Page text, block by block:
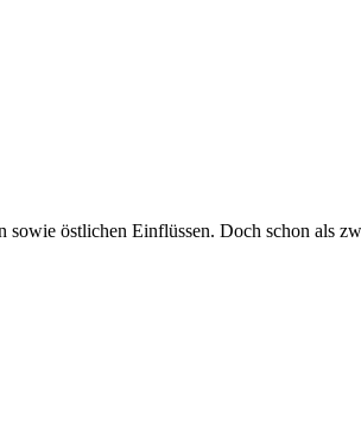
östlichen Einflüssen. Doch schon als